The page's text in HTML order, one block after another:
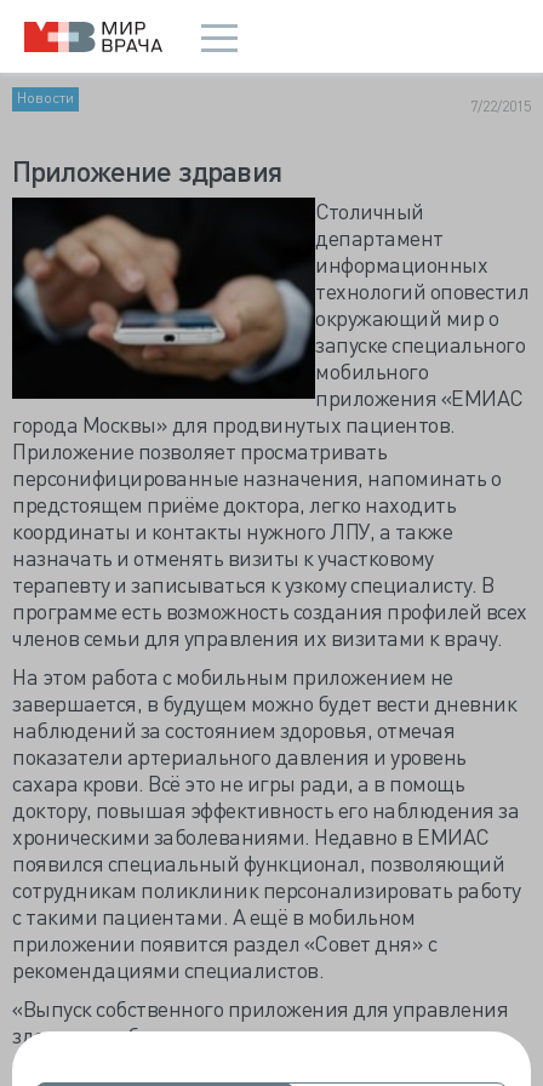
Новости 7/22/2015
Приложение здравия
Столичный
департамент
информационных
технологий оповестил
окружающий мир о
запуске специального
мобильного
приложения «ЕМИАС
города Москвы» для продвинутых пациентов.
Приложение позволяет просматривать
персонифицированные назначения, напоминать о
предстоящем приёме доктора, легко находить
координаты и контакты нужного ЛПУ, а также
назначать и отменять визиты к участковому
терапевту и записываться к узкому специалисту. В
программе есть возможность создания профилей всех
членов семьи для управления их визитами к врачу.
На этом работа с мобильным приложением не
завершается, в будущем можно будет вести дневник
наблюдений за состоянием здоровья, отмечая
показатели артериального давления и уровень
сахара крови. Всё это не игры ради, а в помощь
доктору, повышая эффективность его наблюдения за
хроническими заболеваниями. Недавно в ЕМИАС
появился специальный функционал, позволяющий
сотрудникам поликлиник персонализировать работу
с такими пациентами. А ещё в мобильном
приложении появится раздел «Совет дня» с
рекомендациями специалистов.
«Выпуск собственного приложения для управления
здоровьем обусловлен желанием города активно
работать над расширением его возможностей –